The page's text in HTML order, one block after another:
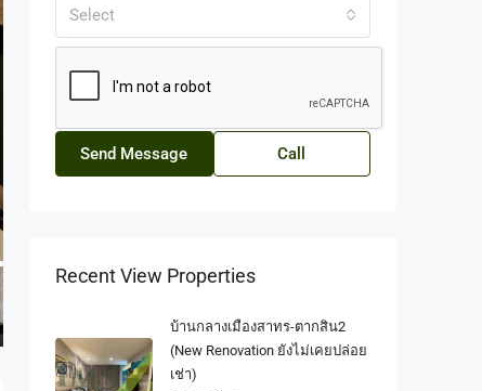
Select
Send Message Call
Recent View Properties
บ้านกลางเมืองสาทร-ตากสิน2
(New Renovation ยังไม่เคยปล่อย
เช่า)